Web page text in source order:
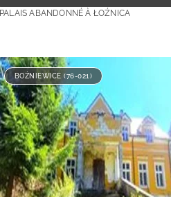
PALAIS ABANDONNÉ À ŁOŹNICA
BOŻNIEWICE (76-021)